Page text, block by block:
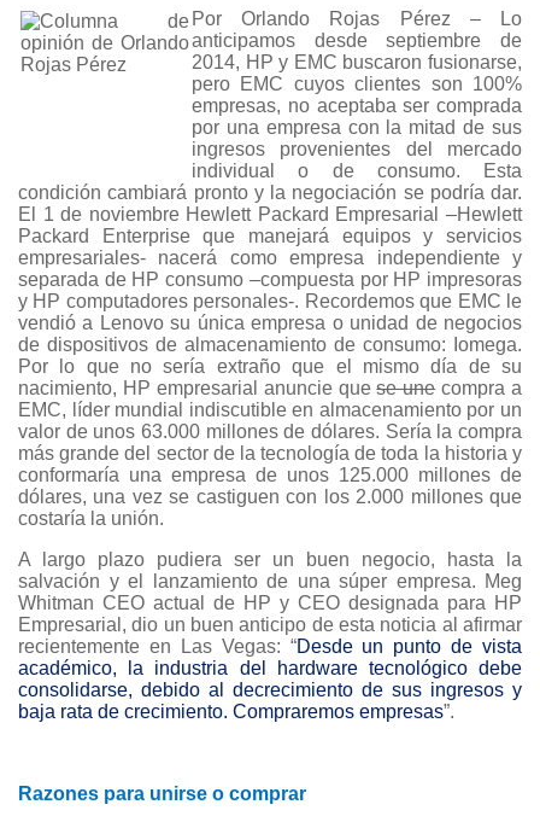
Por Orlando Rojas Pérez – Lo
anticipamos desde septiembre de
2014, HP y EMC buscaron fusionarse,
pero EMC cuyos clientes son 100%
empresas, no aceptaba ser comprada
por una empresa con la mitad de sus
ingresos provenientes del mercado
individual o de consumo. Esta
condición cambiará pronto y la negociación se podría dar.
El 1 de noviembre Hewlett Packard Empresarial –Hewlett
Packard Enterprise que manejará equipos y servicios
empresariales- nacerá como empresa independiente y
separada de HP consumo –compuesta por HP impresoras
y HP computadores personales-. Recordemos que EMC le
vendió a Lenovo su única empresa o unidad de negocios
de dispositivos de almacenamiento de consumo: Iomega.
Por lo que no sería extraño que el mismo día de su
nacimiento, HP empresarial anuncie quese unecompra a
EMC, líder mundial indiscutible en almacenamiento por un
valor de unos 63.000 millones de dólares. Sería la compra
más grande del sector de la tecnología de toda la historia y
conformaría una empresa de unos 125.000 millones de
dólares, una vez se castiguen con los 2.000 millones que
costaría la unión.
A largo plazo pudiera ser un buen negocio, hasta la
salvación y el lanzamiento de una súper empresa. Meg
Whitman CEO actual de HP y CEO designada para HP
Empresarial, dio un buen anticipo de esta noticia al afirmar
recientemente en Las Vegas: “Desde un punto de vista
académico, la industria del hardware tecnológico debe
consolidarse, debido al decrecimiento de sus ingresos y
baja rata de crecimiento. Compraremos empresas”.
Razones para unirse o comprar